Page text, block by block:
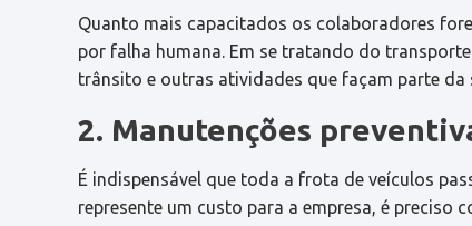
Quanto mais capacitados os colaboradores
por falha humana. Em se tratando do transporte
trânsito e outras atividades que façam parte da
2. Manutenções
É indispensável que toda a frota de veículos
represente um custo para a empresa, é preciso